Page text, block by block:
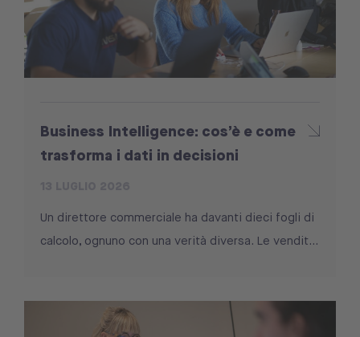
Business Intelligence: cos’è e come
trasforma i dati in decisioni
Un direttore commerciale ha davanti dieci fogli di
calcolo, ognuno con una verità diversa. Le vendit...